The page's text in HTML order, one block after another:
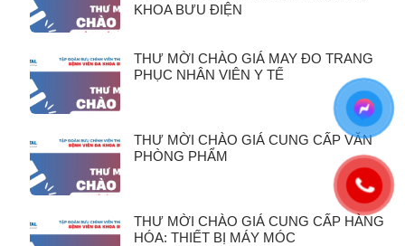
KHOA BƯU ĐIỆN
THƯ MỜI CHÀO GIÁ MAY ĐO TRANG
PHỤC NHÂN VIÊN Y TẾ
THƯ MỜI CHÀO GIÁ CUNG CẤP VĂN
PHÒNG PHẨM
THƯ MỜI CHÀO GIÁ CUNG CẤP HÀNG
HÓA: THIẾT BỊ MÁY MÓC